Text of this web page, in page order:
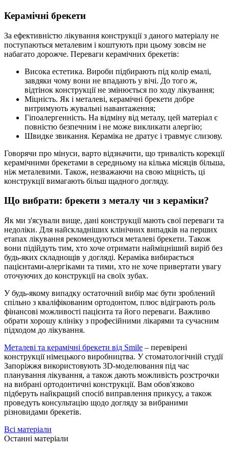
Керамічні брекети
За ефективністю лікування конструкції з даного матеріалу не
поступаються металевим і коштують при цьому зовсім не
набагато дорожче. Переваги керамічних брекетів:
Висока естетика. Вироби підбирають під колір емалі,
завдяки чому вони не впадають у вічі. До того ж,
відтінок конструкції не змінюється по ходу лікування;
Міцність. Як і металеві, керамічні брекети добре
витримують жувальні навантаження;
Гіпоалергенність. На відміну від металу, цей матеріал є
повністю безпечним і не може викликати алергію;
Швидке звикання. Кераміка не дратує і травмує слизову.
Говорячи про мінуси, варто відзначити, що тривалість корекції
керамічними брекетами в середньому на кілька місяців більша,
ніж металевими. Також, незважаючи на свою міцність, ці
конструкції вимагають більш щадного догляду.
Що вибрати: брекети з металу чи з кераміки?
Як ми з'ясували вище, дані конструкції мають свої переваги та
недоліки. Для найскладніших клінічних випадків на перших
етапах лікування рекомендуються металеві брекети. Також
вони підійдуть тим, хто хоче отримати найміцніший виріб без
будь-яких складнощів у догляді. Кераміка вибирається
пацієнтами-алергіками та тими, хто не хоче привертати увагу
оточуючих до конструкції на своїх зубах.
У будь-якому випадку остаточний вибір має бути зроблений
спільно з кваліфікованим ортодонтом, плюс відіграють роль
фінансові можливості пацієнта та його переваги. Важливо
обрати хорошу клініку з професійними лікарями та сучасним
підходом до лікування.
Металеві та керамічні брекети від Smile – перевірені
конструкції німецького виробництва. У стоматологічній студії
Запоріжжя використовують 3D-моделювання під час
планування лікування, а також дають можливість розстрочки
на вибрані ортодонтичні конструкції. Вам обов'язково
підберуть найкращий спосіб виправлення прикусу, а також
проведуть консультацію щодо догляду за вибраними
різновидами брекетів.
Всі матеріали
Останні матеріали